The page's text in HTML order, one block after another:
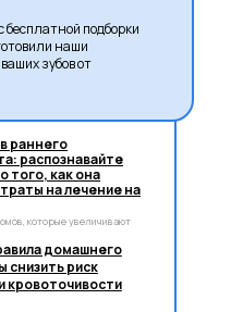
бесплатной подборки
наши
зубов от
раннего
распознавайте
того, как она
на лечение на
которые увеличивают
домашнего
снизить риск
кровоточивости